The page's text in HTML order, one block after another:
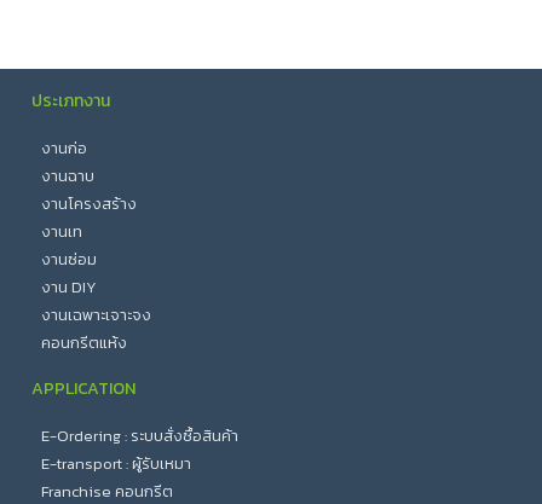
ประเภทงาน
งานก่อ
งานฉาบ
งานโครงสร้าง
งานเท
งานซ่อม
งาน DIY
งานเฉพาะเจาะจง
คอนกรีตแห้ง
APPLICATION
E-Ordering : ระบบสั่งซื้อสินค้า
E-transport : ผู้รับเหมา
Franchise คอนกรีต